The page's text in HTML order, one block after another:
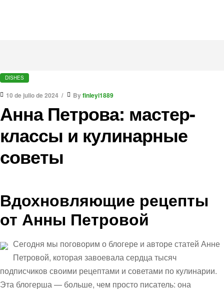
DISHES
10 de julio de 2024 Byfinleyi1889
Анна Петрова: мастер-
классы и кулинарные
советы
Вдохновляющие рецепты
от Анны Петровой
Сегодня мы поговорим о блогере и авторе статей Анне
Петровой, которая завоевала сердца тысяч
подписчиков своими рецептами и советами по кулинарии.
Эта блогерша — больше, чем просто писатель: она